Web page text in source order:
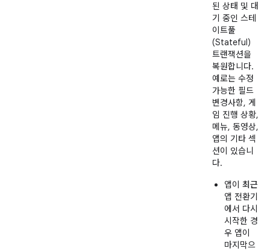
된 상태 및 대
기 중인 스테
이트풀
(Stateful)
트랜잭션을
복원합니다.
예로는 수정
가능한 필드
변경사항, 게
임 진행 상황,
메뉴, 동영상,
앱의 기타 섹
션이 있습니
다.
앱이 최근
앱 전환기
에서 다시
시작한 경
우 앱이
마지막으